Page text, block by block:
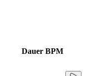
Dauer BPM